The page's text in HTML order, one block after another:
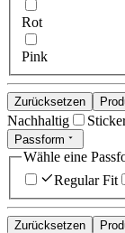
Rot
Pink
Zurücksetzen
Nachhaltig
Passform
Wähle eine
Regular Fit
Zurücksetzen